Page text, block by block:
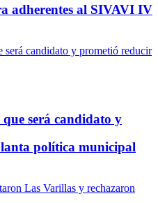
adherentes al SIVAVI IV
será candidato y
política municipal